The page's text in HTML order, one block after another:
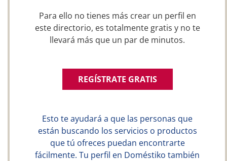
Para ello no tienes más crear un perfil en
este directorio, es totalmente gratis y no te
llevará más que un par de minutos.
REGÍSTRATE GRATIS
Esto te ayudará a que las personas que
están buscando los servicios o productos
que tú ofreces puedan encontrarte
fácilmente. Tu perfil en Doméstiko también